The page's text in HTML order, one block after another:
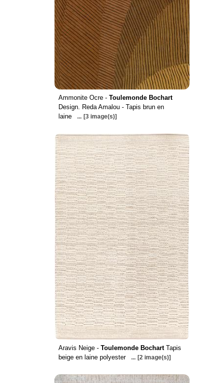
Ammonite Ocre - Toulemonde Bochart
Design. Reda Amalou - Tapis brun en
laine
... [3 image(s)]
Aravis Neige - Toulemonde BochartTapis
beige en laine polyester
... [2 image(s)]